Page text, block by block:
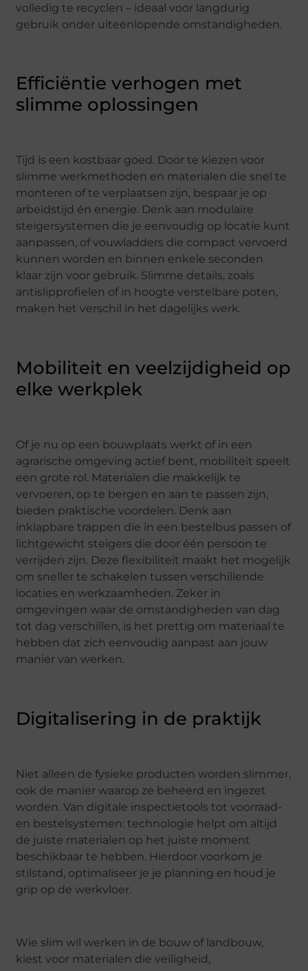
volledig te recyclen – ideaal voor langdurig
gebruik onder uiteenlopende omstandigheden.
Efficiëntie verhogen met
slimme oplossingen
Tijd is een kostbaar goed. Door te kiezen voor
slimme werkmethoden en materialen die snel te
monteren of te verplaatsen zijn, bespaar je op
arbeidstijd én energie. Denk aan modulaire
steigersystemen die je eenvoudig op locatie kunt
aanpassen, of vouwladders die compact vervoerd
kunnen worden en binnen enkele seconden
klaar zijn voor gebruik. Slimme details, zoals
antislipprofielen of in hoogte verstelbare poten,
maken het verschil in het dagelijks werk.
Mobiliteit en veelzijdigheid op
elke werkplek
Of je nu op een bouwplaats werkt of in een
agrarische omgeving actief bent, mobiliteit speelt
een grote rol. Materialen die makkelijk te
vervoeren, op te bergen en aan te passen zijn,
bieden praktische voordelen. Denk aan
inklapbare trappen die in een bestelbus passen of
lichtgewicht steigers die door één persoon te
verrijden zijn. Deze flexibiliteit maakt het mogelijk
om sneller te schakelen tussen verschillende
locaties en werkzaamheden. Zeker in
omgevingen waar de omstandigheden van dag
tot dag verschillen, is het prettig om materiaal te
hebben dat zich eenvoudig aanpast aan jouw
manier van werken.
Digitalisering in de praktijk
Niet alleen de fysieke producten worden slimmer,
ook de manier waarop ze beheerd en ingezet
worden. Van digitale inspectietools tot voorraad-
en bestelsystemen: technologie helpt om altijd
de juiste materialen op het juiste moment
beschikbaar te hebben. Hierdoor voorkom je
stilstand, optimaliseer je je planning en houd je
grip op de werkvloer.
Wie slim wil werken in de bouw of landbouw,
kiest voor materialen die veiligheid,